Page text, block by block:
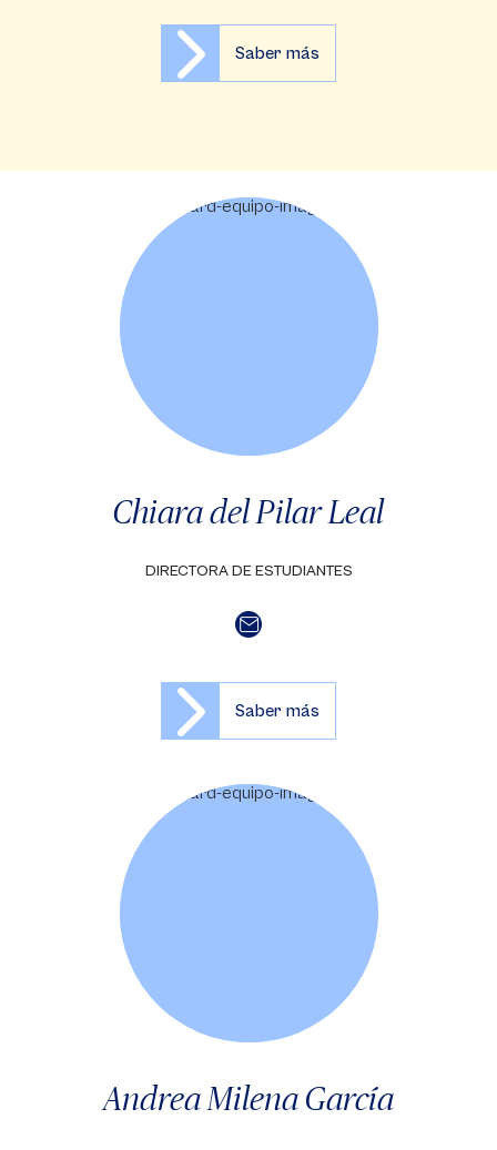
Saber más
Chiara del Pilar Leal
DIRECTORA DE ESTUDIANTES
Saber más
Andrea Milena García